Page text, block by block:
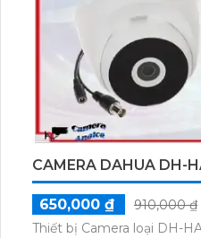
CAMERA DAHUA DH-
650,000 ₫
910,000 ₫
Thiết bị Camera loại DH-